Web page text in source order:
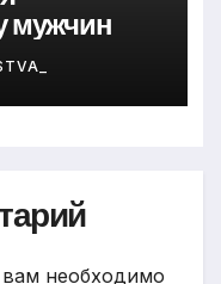
мужчин
необходимо